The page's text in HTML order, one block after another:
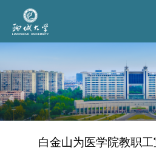
白金山为医学院教职